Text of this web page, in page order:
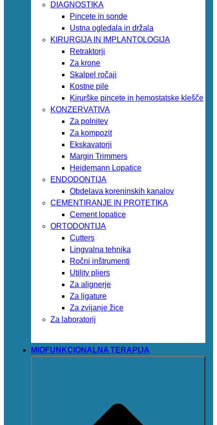
DIAGNOSTIKA
Pincete in sonde
Ustna ogledala in držala
KIRURGIJA IN IMPLANTOLOGIJA
Retraktorji
Za krone
Skalpel ročaji
Kostne pile
Kirurške pincete in hemostatske klešče
KONZERVATIVA
Za polnitev
Za kompozit
Ekskavatorji
Margin Trimmers
Heidemann Lopatice
ENDODONTIJA
Obdelava koreninskih kanalov
CEMENTIRANJE IN PROTETIKA
Cement lopatice
ORTODONTIJA
Cutters
Lingvalna tehnika
Ročni inštrumenti
Utility pliers
Za alignerje
Za ligature
Za zvijanje žice
Za laboratorij
MIOFUNKCIONALNA TERAPIJA